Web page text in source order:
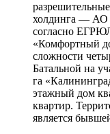
холдинга — АО
согласно
«Комфортный
сложности
Батальной на
га
этажный дом
квартир.
является